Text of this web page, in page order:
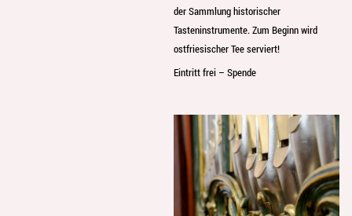
der Sammlung historischer
Tasteninstrumente. Zum Beginn wird
ostfriesischer Tee serviert!
Eintritt frei – Spende